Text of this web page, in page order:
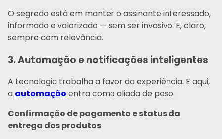
O segredo está em manter o assinante interessado,
informado e valorizado — sem ser invasivo. E, claro,
sempre com relevância.
3. Automação e notificações inteligentes
A tecnologia trabalha a favor da experiência. E aqui,
a automação entra como aliada de peso.
Confirmação de pagamento e status da
entrega dos produtos